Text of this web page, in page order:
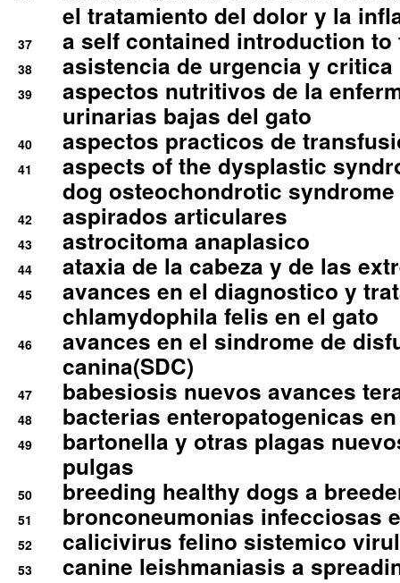
el tratamiento del dolor y la
37 a self contained introduction
38 asistencia de urgencia y
39
aspectos nutritivos de la
urinarias bajas del gato
40 aspectos practicos de
41
aspects of the dysplastic
dog osteochondrotic syndrome
42 aspirados articulares
43 astrocitoma anaplasico
44 ataxia de la cabeza y de las
45
avances en el diagnostico y
chlamydophila felis en el gato
46
avances en el sindrome de
canina(SDC)
47 babesiosis nuevos avances
48 bacterias enteropatogenicas
49
bartonella y otras plagas
pulgas
50 breeding healthy dogs a
51 bronconeumonias infecciosas
52 calicivirus felino sistemico
53
canine leishmaniasis a